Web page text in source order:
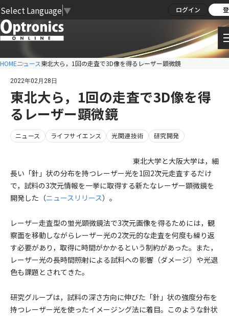
Select Language ▼ ログイン
HOMEニュース東北大ら，1回の走査で3D像を得るレーザー顕微鏡
2022年02月28日
東北大ら，1回の走査で3D像を得
るレーザー顕微鏡
ニュース ライフサイエンス 光関連技術 研究開発
東北大学と大阪大学は，細
長い「針」状の分布を持つレーザー光を1回2次元走査するだけ
で，試料の3次元情報を一挙に取得する新たなレーザー顕微鏡を
開発した（ニュースリリース）。
レーザー走査型の蛍光顕微鏡法で3次元画像を得るためには，観
察面を移動しながらレーザー光の2次元的な走査を何度も繰り返
す必要があり，取得に時間がかかるという制約があった。また，
レーザー光の長時間照射による試料への影響（ダメージ）や光退
色も課題とされてきた。
研究グループは，試料の深さ方向に伸びた「針」状の強度分布を
持つレーザー光を使ったイメージング法に着目。このような針状